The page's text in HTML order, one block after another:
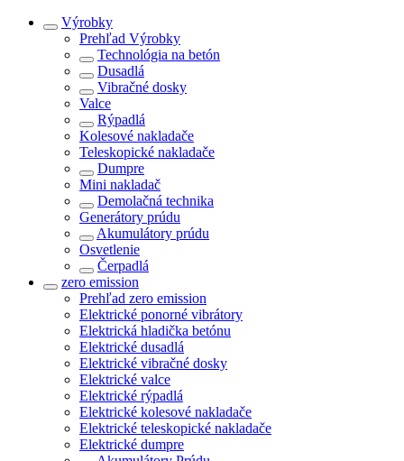
Výrobky
Prehľad Výrobky
Technológia na betón
Dusadlá
Vibračné dosky
Valce
Rýpadlá
Kolesové nakladače
Teleskopické nakladače
Dumpre
Mini nakladač
Demolačná technika
Generátory prúdu
Akumulátory prúdu
Osvetlenie
Čerpadlá
zero emission
Prehľad zero emission
Elektrické ponorné vibrátory
Elektrická hladička betónu
Elektrické dusadlá
Elektrické vibračné dosky
Elektrické valce
Elektrické rýpadlá
Elektrické kolesové nakladače
Elektrické teleskopické nakladače
Elektrické dumpre